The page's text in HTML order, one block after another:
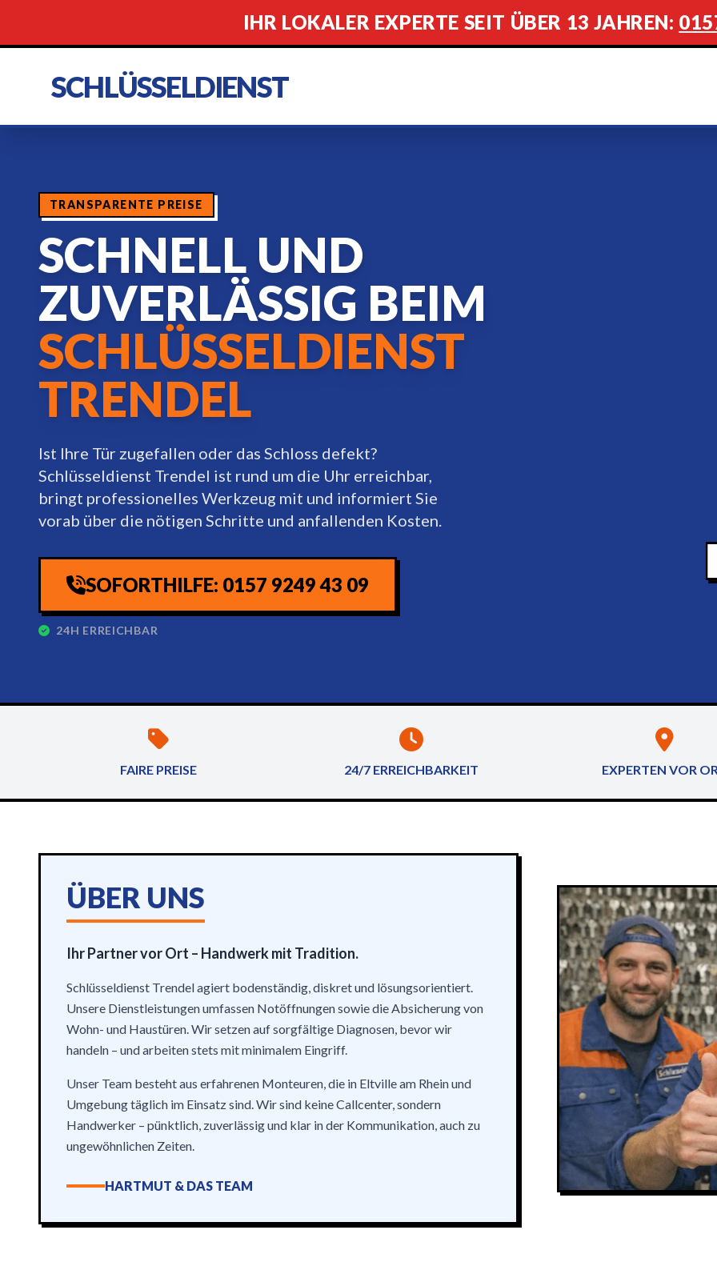
IHR LOKALER EXPERTE SEIT ÜBER 13 JAHREN:
SCHLÜSSELDIENST
TRANSPARENTE PREISE
SCHNELL UND
ZUVERLÄSSIG BEIM
SCHLÜSSELDIENST
TRENDEL
Ist Ihre Tür zugefallen oder das Schloss defekt?
Schlüsseldienst Trendel ist rund um die Uhr erreichbar,
bringt professionelles Werkzeug mit und informiert Sie
vorab über die nötigen Schritte und anfallenden Kosten.
SOFORTHILFE: 0157 9249 43 09
24H ERREICHBAR
FAIRE PREISE 24/7 ERREICHBARKEIT EXPERTEN VOR
ÜBER UNS
Ihr Partner vor Ort – Handwerk mit Tradition.
Schlüsseldienst Trendel agiert bodenständig, diskret und lösungsorientiert.
Unsere Dienstleistungen umfassen Notöffnungen sowie die Absicherung von
Wohn- und Haustüren. Wir setzen auf sorgfältige Diagnosen, bevor wir
handeln – und arbeiten stets mit minimalem Eingriff.
Unser Team besteht aus erfahrenen Monteuren, die in Eltville am Rhein und
Umgebung täglich im Einsatz sind. Wir sind keine Callcenter, sondern
Handwerker – pünktlich, zuverlässig und klar in der Kommunikation, auch zu
ungewöhnlichen Zeiten.
HARTMUT & DAS TEAM